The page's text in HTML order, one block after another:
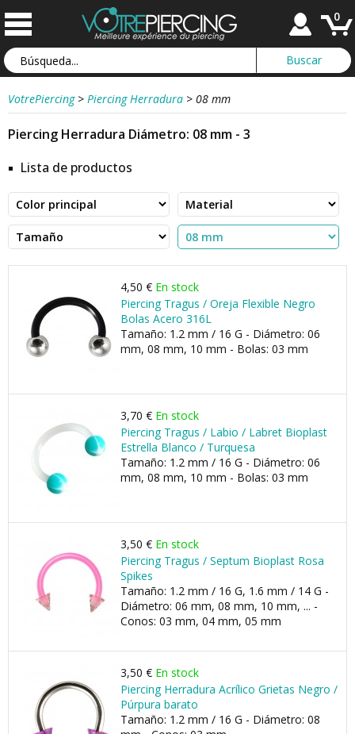
0
VotrePiercing > Piercing Herradura > 08 mm
Piercing Herradura Diámetro: 08 mm - 3
Lista de productos
4,50 € En stock
Piercing Tragus / Oreja Flexible Negro
Bolas Acero 316L
Tamaño: 1.2 mm / 16 G - Diámetro: 06
mm, 08 mm, 10 mm - Bolas: 03 mm
3,70 € En stock
Piercing Tragus / Labio / Labret Bioplast
Estrella Blanco / Turquesa
Tamaño: 1.2 mm / 16 G - Diámetro: 06
mm, 08 mm, 10 mm - Bolas: 03 mm
3,50 € En stock
Piercing Tragus / Septum Bioplast Rosa
Spikes
Tamaño: 1.2 mm / 16 G, 1.6 mm / 14 G -
Diámetro: 06 mm, 08 mm, 10 mm, ... -
Conos: 03 mm, 04 mm, 05 mm
3,50 € En stock
Piercing Herradura Acrílico Grietas Negro /
Púrpura barato
Tamaño: 1.2 mm / 16 G - Diámetro: 08